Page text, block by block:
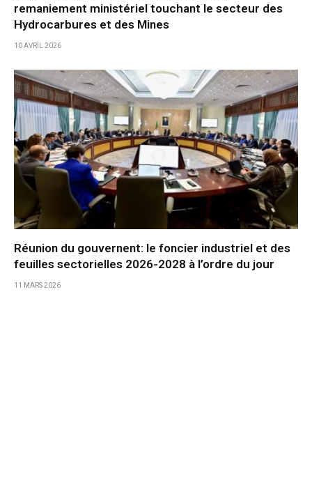
remaniement ministériel touchant le secteur des
Hydrocarbures et des Mines
10 AVRIL 2026
Réunion du gouvernent: le foncier industriel et des
feuilles sectorielles 2026-2028 à l’ordre du jour
11 MARS 2026